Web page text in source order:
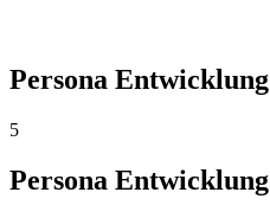
Persona Entwicklung
5
Persona Entwicklung